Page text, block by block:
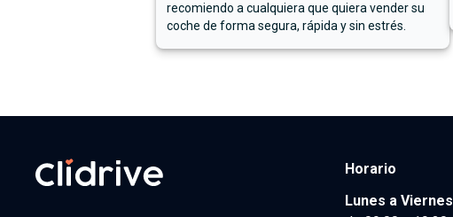
recomiendo a cualquiera que quiera vender su
coche de forma segura, rápida y sin estrés.
Horario
Lunes a Viernes